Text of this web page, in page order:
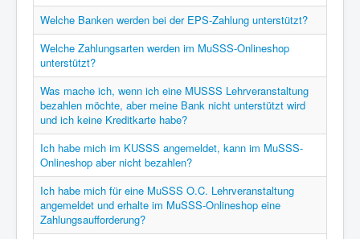
Welche Banken werden bei der EPS-Zahlung unterstützt?
Welche Zahlungsarten werden im MuSSS-Onlineshop
unterstützt?
Was mache ich, wenn ich eine MUSSS Lehrveranstaltung
bezahlen möchte, aber meine Bank nicht unterstützt wird
und ich keine Kreditkarte habe?
Ich habe mich im KUSSS angemeldet, kann im MuSSS-
Onlineshop aber nicht bezahlen?
Ich habe mich für eine MuSSS O.C. Lehrveranstaltung
angemeldet und erhalte im MuSSS-Onlineshop eine
Zahlungsaufforderung?